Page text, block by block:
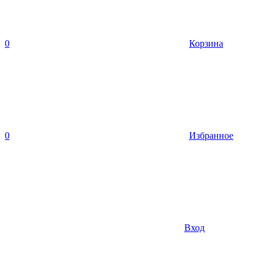
0 Корзина
0 Избранное
Вход